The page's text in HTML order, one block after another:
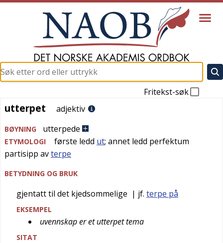
Fritekst-søk
utterpet
utterpet adjektiv
BØYNING utterpede
ETYMOLOGI første ledd ut; annet ledd perfektum
partisipp avterpe
BETYDNING OG BRUK
gjentatt til det kjedsommelige | jf. terpe på
EKSEMPEL
uvennskap er et utterpet tema
SITAT